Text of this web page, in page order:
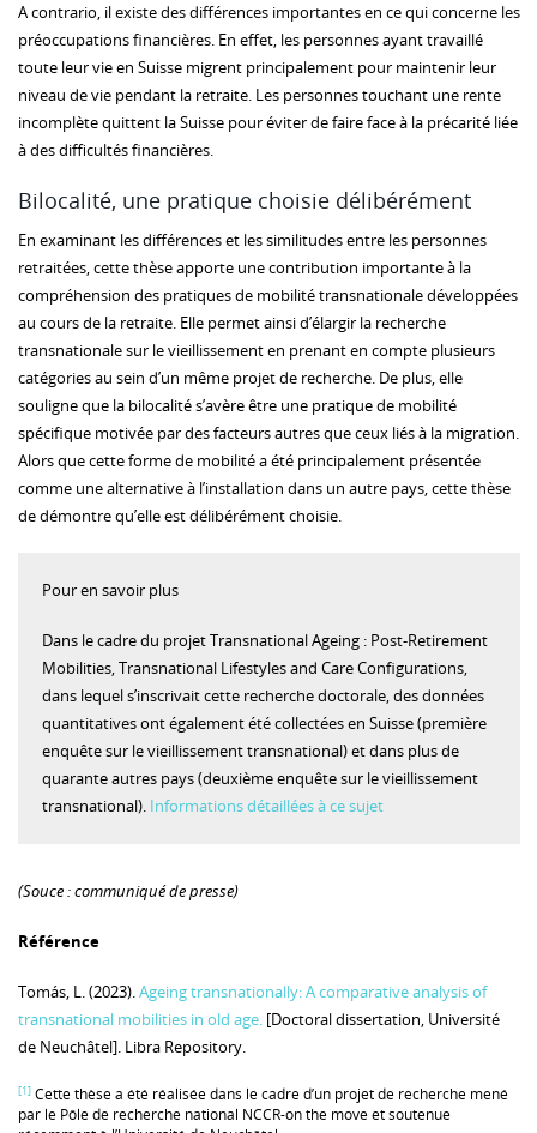
A contrario, il existe des différences importantes en ce qui concerne les
préoccupations financières. En effet, les personnes ayant travaillé
toute leur vie en Suisse migrent principalement pour maintenir leur
niveau de vie pendant la retraite. Les personnes touchant une rente
incomplète quittent la Suisse pour éviter de faire face à la précarité liée
à des difficultés financières.
Bilocalité, une pratique choisie délibérément
En examinant les différences et les similitudes entre les personnes
retraitées, cette thèse apporte une contribution importante à la
compréhension des pratiques de mobilité transnationale développées
au cours de la retraite. Elle permet ainsi d’élargir la recherche
transnationale sur le vieillissement en prenant en compte plusieurs
catégories au sein d’un même projet de recherche. De plus, elle
souligne que la bilocalité s’avère être une pratique de mobilité
spécifique motivée par des facteurs autres que ceux liés à la migration.
Alors que cette forme de mobilité a été principalement présentée
comme une alternative à l’installation dans un autre pays, cette thèse
de démontre qu’elle est délibérément choisie.
Pour en savoir plus
Dans le cadre du projet Transnational Ageing : Post-Retirement
Mobilities, Transnational Lifestyles and Care Configurations,
dans lequel s’inscrivait cette recherche doctorale, des données
quantitatives ont également été collectées en Suisse (première
enquête sur le vieillissement transnational) et dans plus de
quarante autres pays (deuxième enquête sur le vieillissement
transnational). Informations détaillées à ce sujet
(Souce : communiqué de presse)
Référence
Tomás, L. (2023).Ageing transnationally: A comparative analysis of
transnational mobilities in old age. [Doctoral dissertation, Université
de Neuchâtel]. Libra Repository.
[1] Cette thèse a été réalisée dans le cadre d’un projet de recherche mené
par le Pôle de recherche national NCCR-on the move et soutenue